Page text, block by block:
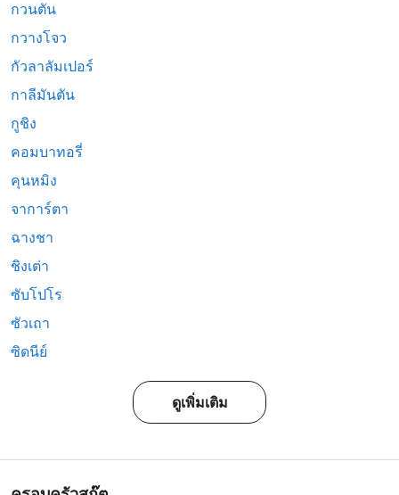
กวนตัน
กวางโจว
กัวลาลัมเปอร์
กาลีมันตัน
กูชิง
คอมบาทอรี่
คุนหมิง
จาการ์ตา
ฉางชา
ชิงเต่า
ซับโปโร
ซัวเถา
ซิดนีย์
ดูเพิ่มเติม